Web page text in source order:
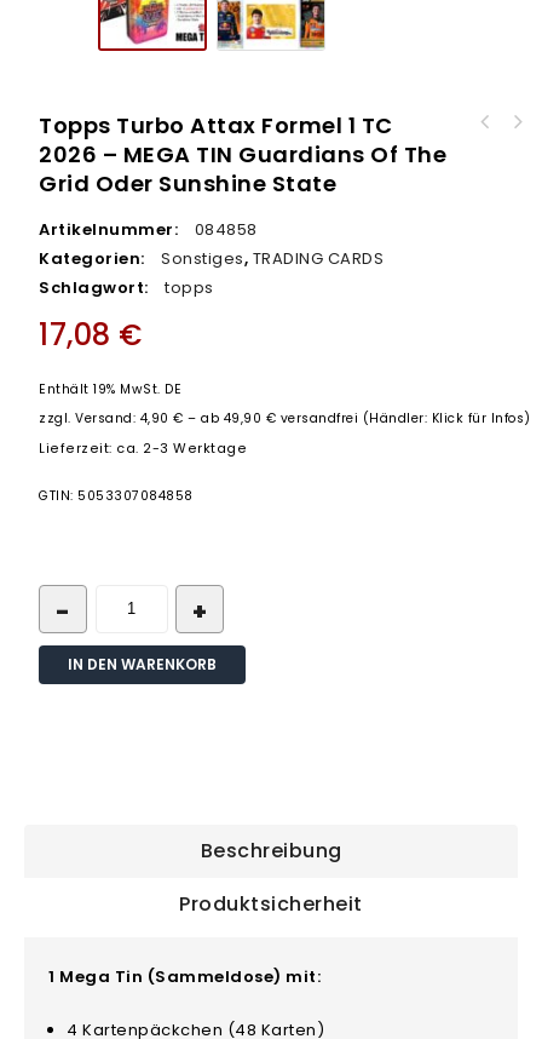
Topps Turbo Attax Formel 1 TC
2026 – MEGA TIN Guardians Of The
Grid Oder Sunshine State
Artikelnummer:
084858
Kategorien:
Sonstiges, TRADING CARDS
Schlagwort:
topps
17,08 €
Enthält 19% MwSt. DE
zzgl.Versand: 4,90 € – ab 49,90 € versandfrei (Händler: Klick für Infos)
Lieferzeit: ca. 2-3 Werktage
GTIN: 5053307084858
IN DEN WARENKORB
Beschreibung
Produktsicherheit
1 Mega Tin (Sammeldose) mit:
4 Kartenpäckchen (48 Karten)